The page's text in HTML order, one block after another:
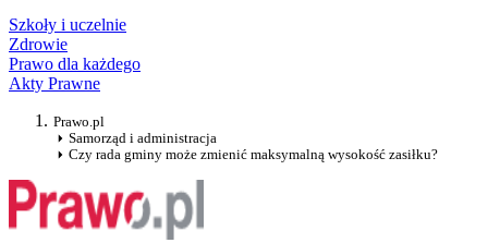
Szkoły i uczelnie
Zdrowie
Prawo dla każdego
Akty Prawne
Prawo.pl
Samorząd i administracja
Czy rada gminy może zmienić maksymalną wysokość zasiłku?